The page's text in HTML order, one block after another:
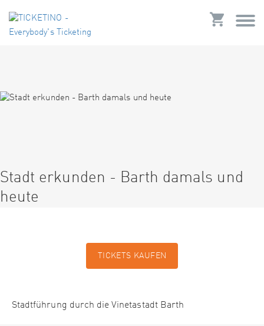
Stadt erkunden - Barth damals und
heute
TICKETS KAUFEN
Stadtführung durch die Vinetastadt Barth